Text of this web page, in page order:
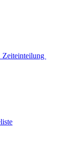
Zeiteinteilung